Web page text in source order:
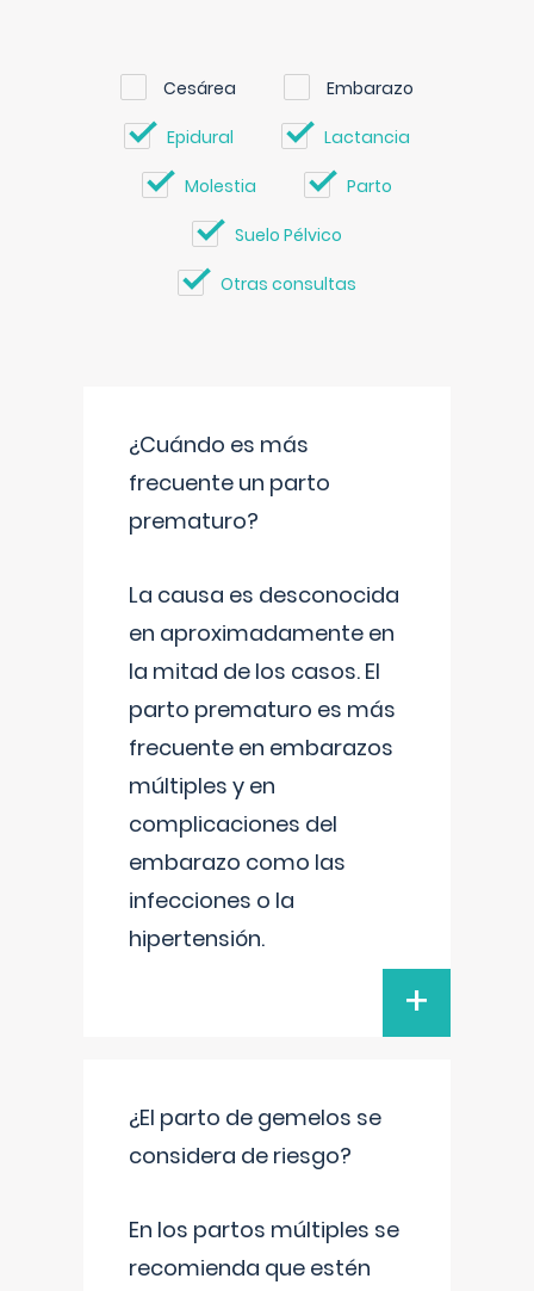
Cesárea Embarazo
Epidural Lactancia
Molestia Parto
Suelo Pélvico
Otras consultas
¿Cuándo es más
frecuente un parto
prematuro?
La causa es desconocida
en aproximadamente en
la mitad de los casos. El
parto prematuro es más
frecuente en embarazos
múltiples y en
complicaciones del
embarazo como las
infecciones o la
hipertensión.
+
¿El parto de gemelos se
considera de riesgo?
En los partos múltiples se
recomienda que estén